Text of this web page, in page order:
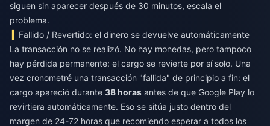
siguen sin aparecer después de 30 minutos, escala el
problema.
Fallido / Revertido: el dinero se devuelve automáticamente
La transacción no se realizó. No hay monedas, pero tampoco
hay pérdida permanente: el cargo se revierte por sí solo. Una
vez cronometré una transacción "fallida" de principio a fin: el
cargo apareció durante 38 horas antes de que Google Play lo
revirtiera automáticamente. Eso se sitúa justo dentro del
margen de 24-72 horas que recomiendo esperar a todos los